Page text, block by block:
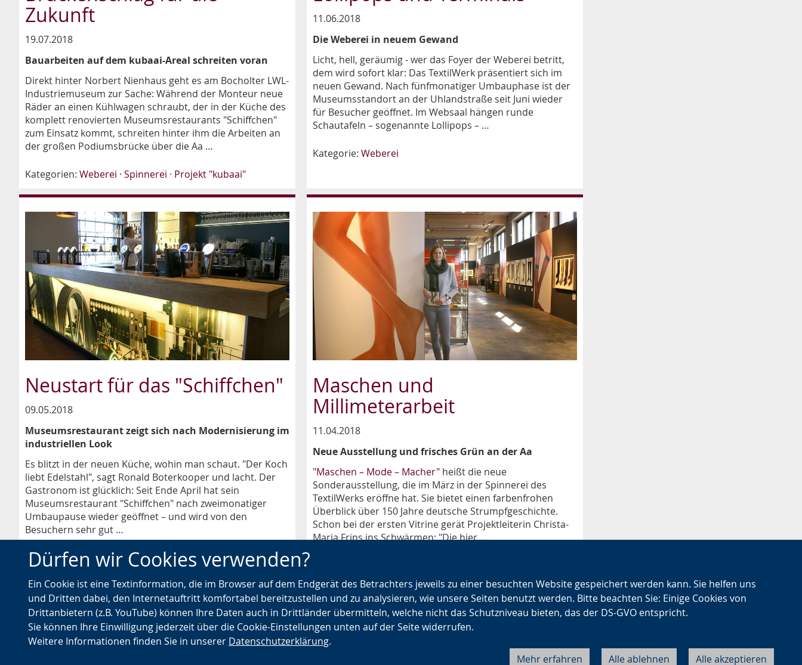
Dürfen wir Cookies verwenden?
Ein Cookie ist eine Textinformation, die im Browser auf dem Endgerät des Betrachters jeweils zu einer besuchten Website gespeichert werden kann. Sie helfen uns
und Dritten dabei, den Internetauftritt komfortabel bereitzustellen und zu analysieren, wie unsere Seiten benutzt werden. Bitte beachten Sie: Einige Cookies von
Drittanbietern (z.B. YouTube) können Ihre Daten auch in Drittländer übermitteln, welche nicht das Schutzniveau bieten, das der DS-GVO entspricht.
Sie können Ihre Einwilligung jederzeit über die Cookie-Einstellungen unten auf der Seite widerrufen.
Weitere Informationen finden Sie in unserer Datenschutzerklärung.
Alle akzeptieren
Alle ablehnen
Mehr erfahren
Zukunft
19.07.2018
Bauarbeiten auf dem kubaai-Areal schreiten voran
Direkt hinter Norbert Nienhaus geht es am Bocholter LWL-
Industriemuseum zur Sache: Während der Monteur neue
Räder an einen Kühlwagen schraubt, der in der Küche des
komplett renovierten Museumsrestaurants "Schiffchen"
zum Einsatz kommt, schreiten hinter ihm die Arbeiten an
der großen Podiumsbrücke über die Aa …
Kategorien: Weberei · Spinnerei · Projekt "kubaai"
11.06.2018
Die Weberei in neuem Gewand
Licht, hell, geräumig - wer das Foyer der Weberei betritt,
dem wird sofort klar: Das TextilWerk präsentiert sich im
neuen Gewand. Nach fünfmonatiger Umbauphase ist der
Museumsstandort an der Uhlandstraße seit Juni wieder
für Besucher geöffnet. Im Websaal hängen runde
Schautafeln – sogenannte Lollipops – …
Kategorie: Weberei
Neustart für das "Schiffchen"
09.05.2018
Museumsrestaurant zeigt sich nach Modernisierung im
industriellen Look
Es blitzt in der neuen Küche, wohin man schaut. "Der Koch
liebt Edelstahl", sagt Ronald Boterkooper und lacht. Der
Gastronom ist glücklich: Seit Ende April hat sein
Museumsrestaurant "Schiffchen" nach zweimonatiger
Umbaupause wieder geöffnet – und wird von den
Besuchern sehr gut …
Kategorie:Weberei
Maschen und
Millimeterarbeit
11.04.2018
Neue Ausstellung und frisches Grün an der Aa
"Maschen – Mode – Macher"heißt die neue
Sonderausstellung, die im März in der Spinnerei des
TextilWerks eröffne hat. Sie bietet einen farbenfrohen
Überblick über 150 Jahre deutsche Strumpfgeschichte.
Schon bei der ersten Vitrine gerät Projektleiterin Christa-
Maria Frins ins Schwärmen: "Die hier …
‹ 1 2 3 ›
Barrierefreiheit Cookie-Einstellungen Datenschutz Impressum Kontakt About LWL